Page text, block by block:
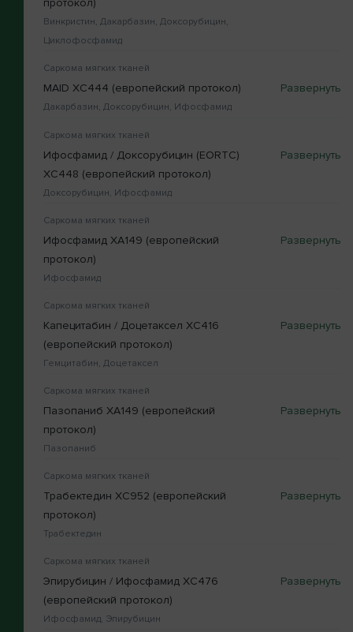
протокол)
Винкристин, Дакарбазин, Доксорубицин,
Циклофосфамид
Саркома мягких тканей
MAID XC444 (европейский протокол)
Дакарбазин, Доксорубицин, Ифосфамид
Саркома мягких тканей
Ифосфамид / Доксорубицин (EORTC)
XC448 (европейский протокол)
Доксорубицин, Ифосфамид
Саркома мягких тканей
Ифосфамид XA149 (европейский
протокол)
Ифосфамид
Саркома мягких тканей
Капецитабин / Доцетаксел XC416
(европейский протокол)
Гемцитабин, Доцетаксел
Саркома мягких тканей
Пазопаниб XA149 (европейский
протокол)
Пазопаниб
Саркома мягких тканей
Трабектедин XC952 (европейский
протокол)
Трабектедин
Саркома мягких тканей
Эпирубицин / Ифосфамид XC476
(европейский протокол)
Ифосфамид, Эпирубицин